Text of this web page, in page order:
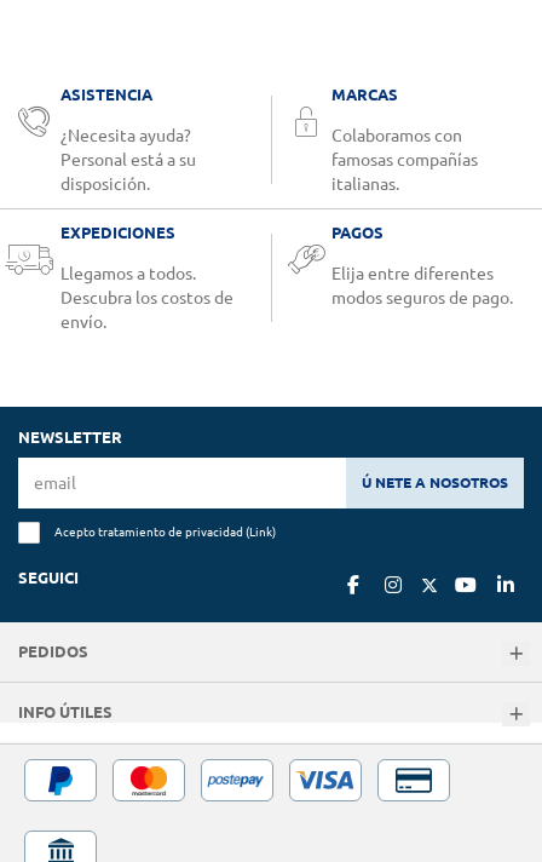
ASISTENCIA
¿Necesita ayuda?
Personal está a su
disposición.
MARCAS
Colaboramos con
famosas compañías
italianas.
EXPEDICIONES
Llegamos a todos.
Descubra los costos de
envío.
PAGOS
Elija entre diferentes
modos seguros de pago.
NEWSLETTER
Ú NETE A NOSOTROS
Acepto tratamiento de privacidad (Link)
SEGUICI
PEDIDOS
INFO ÚTILES